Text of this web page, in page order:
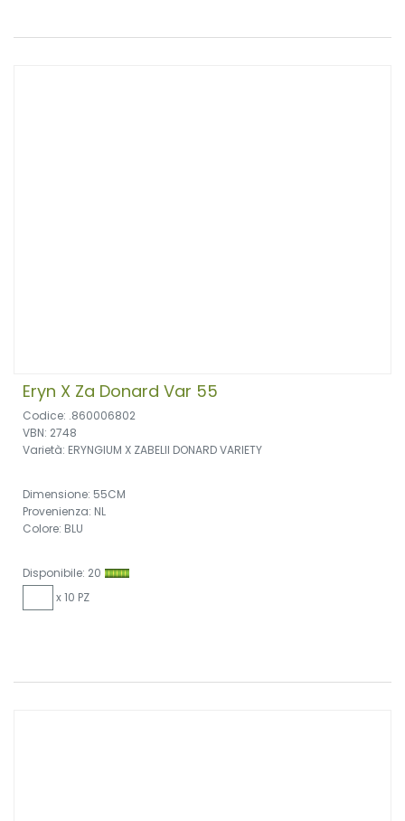
Eryn X Za Donard Var 55
Codice: .860006802
VBN: 2748
Varietà: ERYNGIUM X ZABELII DONARD VARIETY
Dimensione: 55CM
Provenienza: NL
Colore: BLU
Disponibile: 20
x 10 PZ